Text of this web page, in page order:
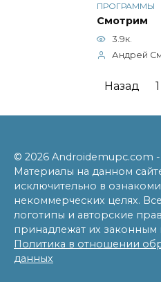
ПРОГРАММЫ
Смотрим
3.9к.
Андрей
Назад 1
© 2026 Androidemupc.com
Материалы на данном
исключительно в
некоммерческих целях.
логотипы и авторские
принадлежат их законным
Политика в отношении
данных